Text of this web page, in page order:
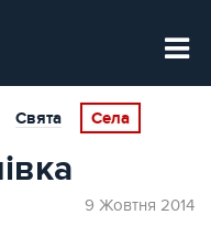
Свята Села
9 Жовтня 2014